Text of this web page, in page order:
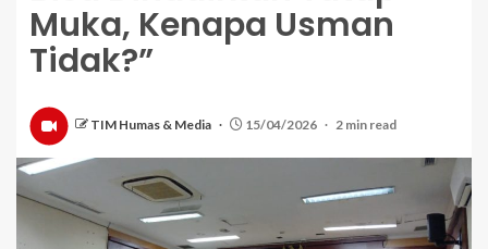
Muka, Kenapa Usman
Tidak?”
TIM Humas & Media 15/04/2026 2 min read